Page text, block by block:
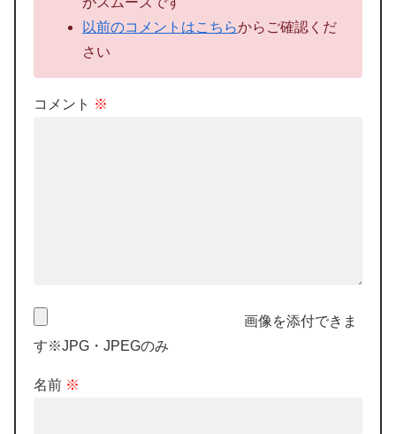
以前のコメントはこちらからご確認くだ
さい
コメント ※
画像を添付できま
す※JPG・JPEGのみ
名前 ※